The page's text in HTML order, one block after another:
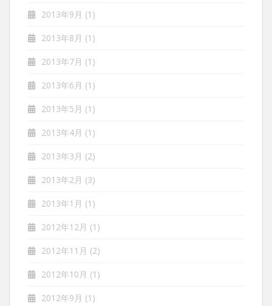
2013年9月 (1)
2013年8月 (1)
2013年7月 (1)
2013年6月 (1)
2013年5月 (1)
2013年4月 (1)
2013年3月 (2)
2013年2月 (3)
2013年1月 (1)
2012年12月 (1)
2012年11月 (2)
2012年10月 (1)
2012年9月 (1)